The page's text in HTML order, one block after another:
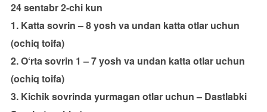
24 sentabr 2-chi kun
1. Katta sovrin – 8 yosh va undan katta otlar uchun
(ochiq toifa)
2. O‘rta sovrin 1 – 7 yosh va undan katta otlar uchun
(ochiq toifa)
3. Kichik sovrinda yurmagan otlar uchun – Dastlabki